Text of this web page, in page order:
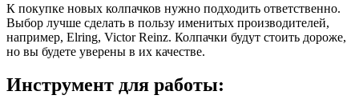
К покупке новых колпачков нужно подходить ответственно.
Выбор лучше сделать в пользу именитых производителей,
например, Elring, Victor Reinz. Колпачки будут стоить дороже,
но вы будете уверены в их качестве.
Инструмент для работы: